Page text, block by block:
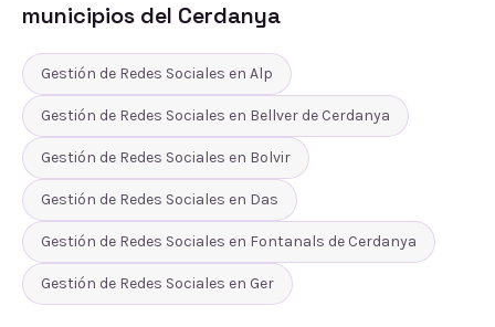
municipios del Cerdanya
Gestión de Redes Sociales en Alp
Gestión de Redes Sociales en Bellver de Cerdanya
Gestión de Redes Sociales en Bolvir
Gestión de Redes Sociales en Das
Gestión de Redes Sociales en Fontanals de Cerdanya
Gestión de Redes Sociales en Ger